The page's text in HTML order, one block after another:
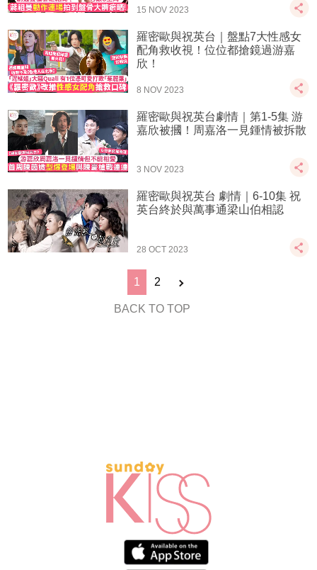
15 NOV 2023
羅密歐與祝英台｜盤點7大性感女
配角救收視！位位都搶鏡過游嘉
欣！
8 NOV 2023
羅密歐與祝英台劇情｜第1-5集 游
嘉欣被摑！周嘉洛一見鍾情被拆散
3 NOV 2023
羅密歐與祝英台 劇情｜6-10集 祝
英台終於與萬事通梁山伯相認
28 OCT 2023
1 2
BACK TO TOP